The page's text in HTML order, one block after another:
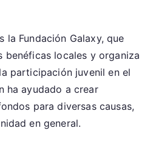
la Fundación Galaxy, que
benéficas locales y organiza
participación juvenil en el
ha ayudado a crear
para diversas causas,
en general.